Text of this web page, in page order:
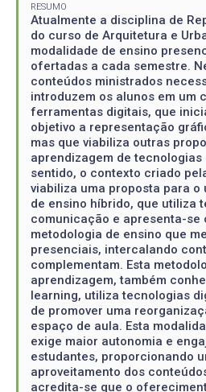
RESUMO
Atualmente a disciplina de
do curso de Arquitetura e
modalidade de ensino
ofertadas a cada semestre.
conteúdos ministrados
introduzem os alunos em um
ferramentas digitais, que
objetivo a representação
mas que viabiliza outras
aprendizagem de tecnologias
sentido, o contexto criado
viabiliza uma proposta para o
de ensino híbrido, que utiliza
comunicação e apresenta-se
metodologia de ensino que
presenciais, intercalando
complementam. Esta
aprendizagem, também
learning, utiliza tecnologias
de promover uma
espaço de aula. Esta
exige maior autonomia e
estudantes, proporcionando
aproveitamento dos
acredita-se que o